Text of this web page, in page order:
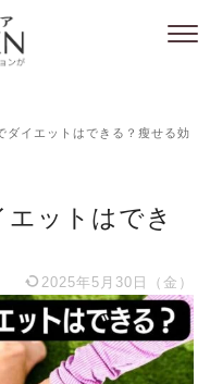
ダイエットはできる？瘦せる効
ットはでき
2025年5月30日（金）